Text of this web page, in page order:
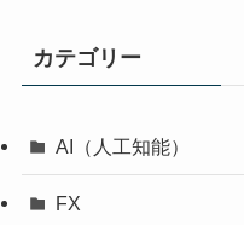
カテゴリー
AI（人工知能）
FX